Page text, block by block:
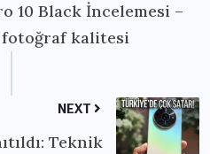
10 Black İncelemesi –
fotoğraf kalitesi
NEXT
Teknik